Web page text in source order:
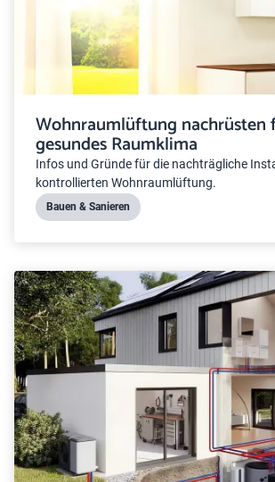
Wohnraumlüftung nachrüsten
gesundes Raumklima
Infos und Gründe für die nachträgliche
kontrollierten Wohnraumlüftung.
Bauen & Sanieren